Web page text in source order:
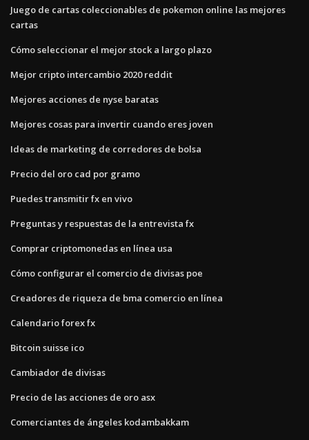
Juego de cartas coleccionables de pokemon online las mejores
cartas
Cómo seleccionar el mejor stock a largo plazo
Mejor cripto intercambio 2020 reddit
Mejores acciones de nyse baratas
Mejores cosas para invertir cuando eres joven
Ideas de marketing de corredores de bolsa
Precio del oro cad por gramo
Puedes transmitir fx en vivo
Preguntas y respuestas de la entrevista fx
Comprar criptomonedas en línea usa
Cómo configurar el comercio de divisas poe
Creadores de riqueza de bma comercio en línea
Calendario forex fx
Bitcoin suisse ico
Cambiador de divisas
Precio de las acciones de oro asx
Comerciantes de ángeles kodambakkam